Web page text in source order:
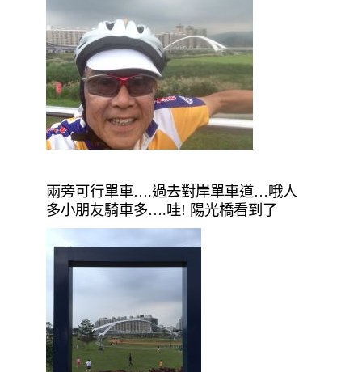
兩旁可行單車….過去對岸單車道…哦人
多小朋友騎車多….哇! 陽光橋看到了